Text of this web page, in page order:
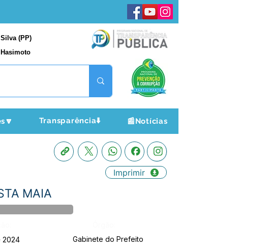
(PP)
Transparência⬇️ 📰Notícias
Imprimir
MAIA
2024 Gabinete do Prefeito